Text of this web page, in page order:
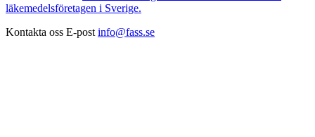
läkemedelsföretagen i Sverige.
Kontakta oss E-post info@fass.se